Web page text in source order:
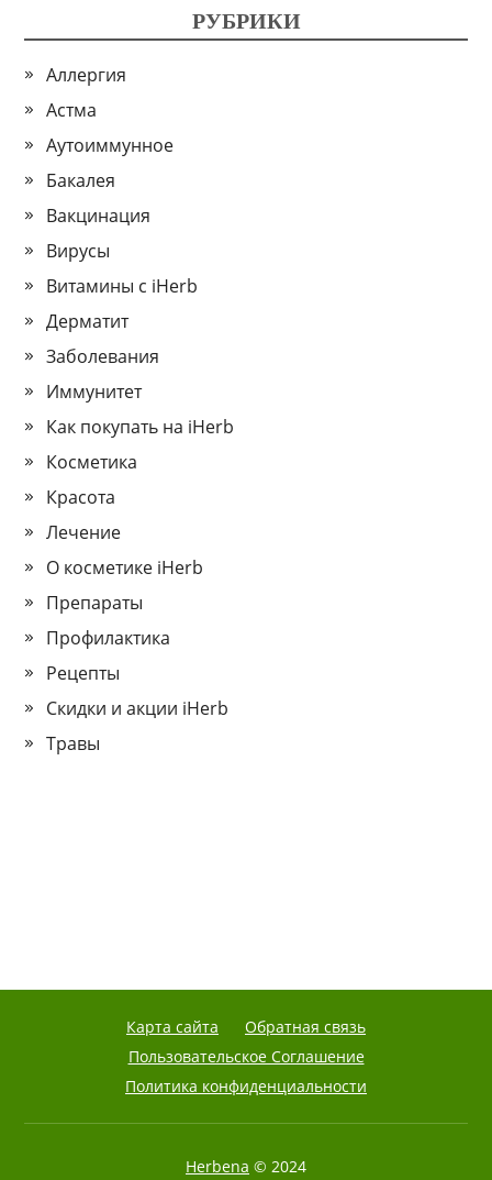
РУБРИКИ
Аллергия
Астма
Аутоиммунное
Бакалея
Вакцинация
Вирусы
Витамины с iHerb
Дерматит
Заболевания
Иммунитет
Как покупать на iHerb
Косметика
Красота
Лечение
О косметике iHerb
Препараты
Профилактика
Рецепты
Скидки и акции iHerb
Травы
Карта сайта
Обратная связь
Пользовательское Соглашение
Политика конфиденциальности
Herbena © 2024